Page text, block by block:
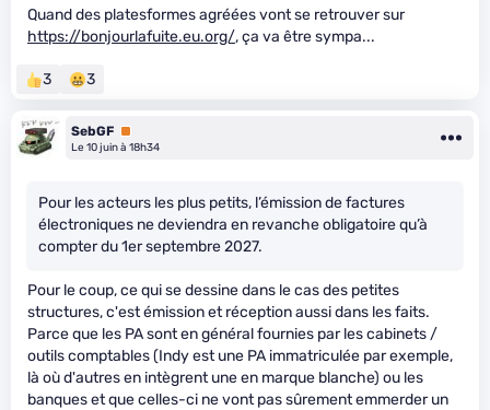
Quand des platesformes agréées vont se retrouver sur
https://bonjourlafuite.eu.org/, ça va être sympa...
3 3
SebGF Premium
Le 10 juin à 18h34
Pour les acteurs les plus petits, l’émission de factures
électroniques ne deviendra en revanche obligatoire qu’à
compter du 1er septembre 2027.
Pour le coup, ce qui se dessine dans le cas des petites
structures, c'est émission et réception aussi dans les faits.
Parce que les PA sont en général fournies par les cabinets /
outils comptables (Indy est une PA immatriculée par exemple,
là où d'autres en intègrent une en marque blanche) ou les
banques et que celles-ci ne vont pas sûrement emmerder un